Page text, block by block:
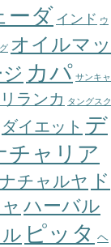
ーダ インド ウ
オイルマッ
カパ サンキャ
ランカ タングスク
ダイエット デ
チャリア
チャルヤ ド
ハーバル
ピッタ ヘ